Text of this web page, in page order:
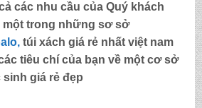
các nhu cầu của Quý khách
một trong những sơ sở
túi xách giá rẻ nhất việt nam
tiêu chí của bạn về một cơ sở
giá rẻ đẹp